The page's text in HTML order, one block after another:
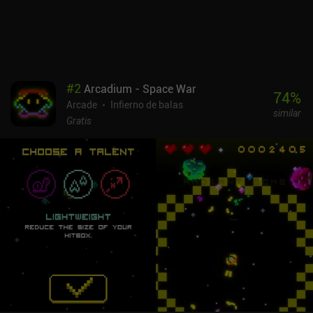
#2 Arcadium - Space War
Arcade
Infierno de balas
Gratis
74%
similar